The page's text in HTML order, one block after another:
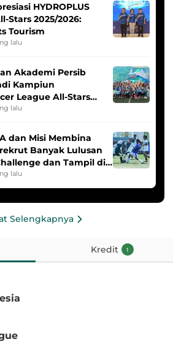
HYDROPLUS
Stars 2025/2026:
Tourism
lalu
Akademi Persib
Kampiun
League All-Stars
lalu
dan Misi Membina
Banyak Lulusan
dan Tampil di
League
lalu
Selengkapnya
Kredit 1